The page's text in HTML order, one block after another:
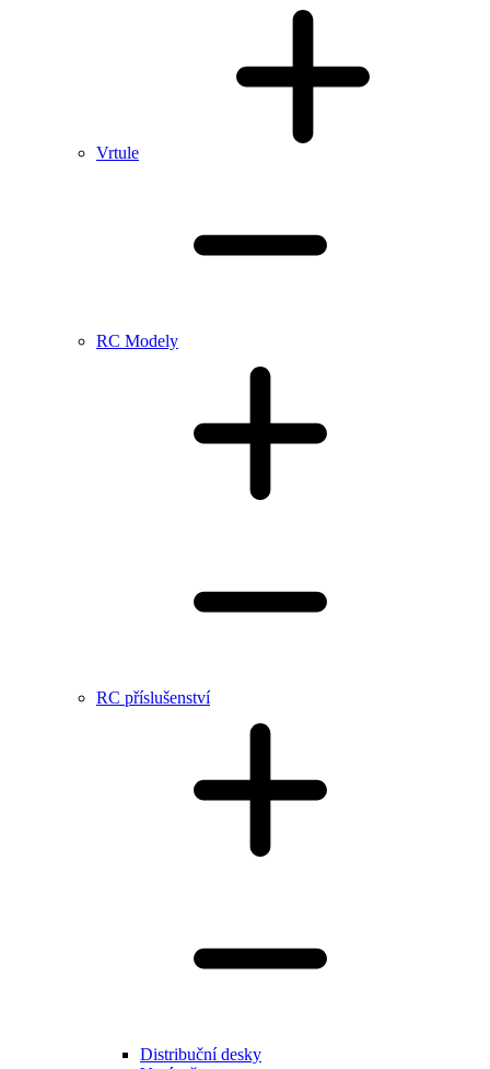
Vrtule
RC Modely
RC příslušenství
Distribuční desky